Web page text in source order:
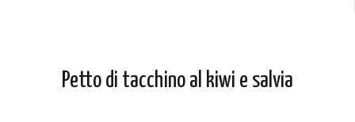
Petto di tacchino al kiwi e salvia